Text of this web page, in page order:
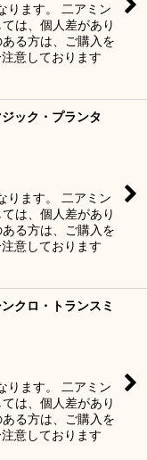
ります。 二アミン
は、個人差があり
る方は、ご購入を
意しております
ック・プランタ
ります。 二アミン
は、個人差があり
る方は、ご購入を
意しております
クロ・トランスミ
ります。 二アミン
は、個人差があり
る方は、ご購入を
意しております